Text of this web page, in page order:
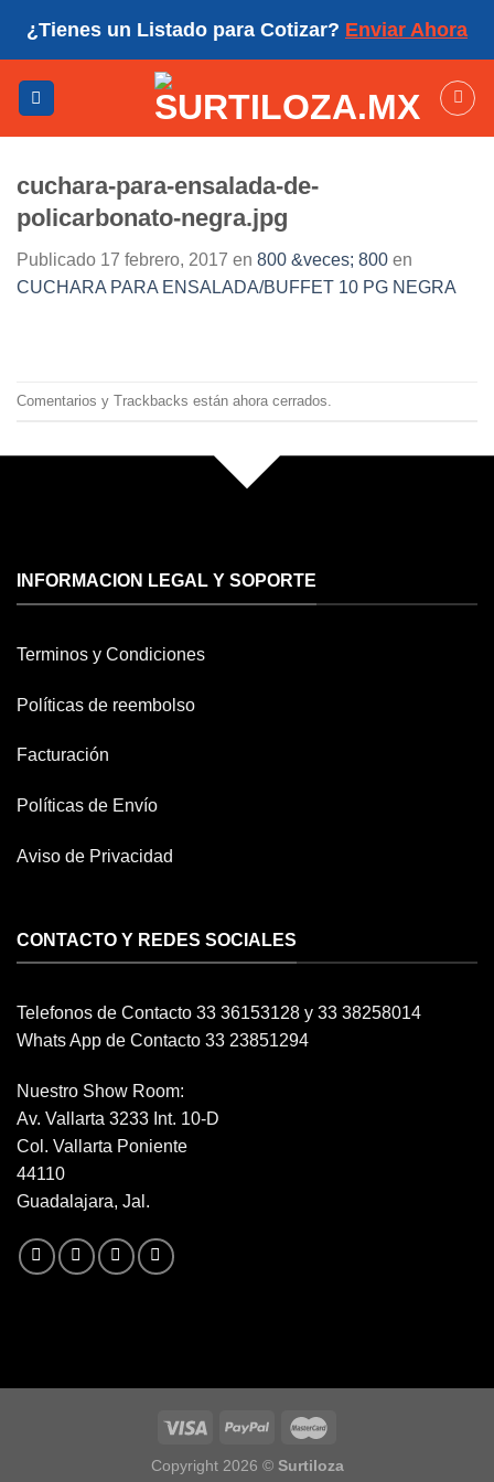
¿Tienes un Listado para Cotizar? Enviar Ahora
cuchara-para-ensalada-de-
policarbonato-negra.jpg
Publicado 17 febrero, 2017 en 800 &veces; 800 en
CUCHARA PARA ENSALADA/BUFFET 10 PG NEGRA
Comentarios y Trackbacks están ahora cerrados.
INFORMACION LEGAL Y SOPORTE
Terminos y Condiciones
Políticas de reembolso
Facturación
Políticas de Envío
Aviso de Privacidad
CONTACTO Y REDES SOCIALES
Telefonos de Contacto 33 36153128 y 33 38258014
Whats App de Contacto 33 23851294
Nuestro Show Room:
Av. Vallarta 3233 Int. 10-D
Col. Vallarta Poniente
44110
Guadalajara, Jal.
Copyright 2026 © Surtiloza